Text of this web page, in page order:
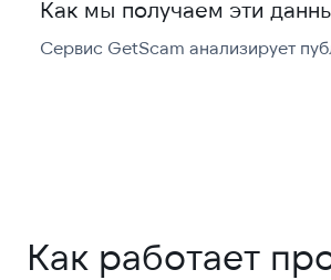
Как мы получаем эти
Сервис GetScam анализирует
Как работает